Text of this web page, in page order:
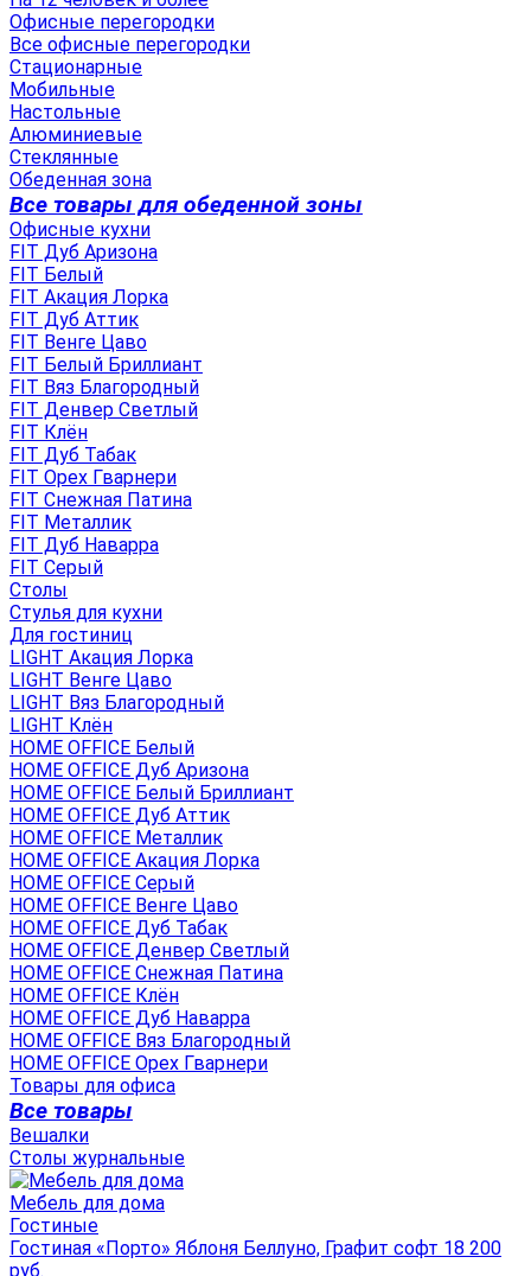
Офисные перегородки
Все офисные перегородки
Стационарные
Мобильные
Настольные
Алюминиевые
Стеклянные
Обеденная зона
Все товары для обеденной зоны
Офисные кухни
FIT Дуб Аризона
FIT Белый
FIT Акация Лорка
FIT Дуб Аттик
FIT Венге Цаво
FIT Белый Бриллиант
FIT Вяз Благородный
FIT Денвер Светлый
FIT Клён
FIT Дуб Табак
FIT Орех Гварнери
FIT Снежная Патина
FIT Металлик
FIT Дуб Наварра
FIT Серый
Столы
Стулья для кухни
Для гостиниц
LIGHT Акация Лорка
LIGHT Венге Цаво
LIGHT Вяз Благородный
LIGHT Клён
HOME OFFICE Белый
HOME OFFICE Дуб Аризона
HOME OFFICE Белый Бриллиант
HOME OFFICE Дуб Аттик
HOME OFFICE Металлик
HOME OFFICE Акация Лорка
HOME OFFICE Серый
HOME OFFICE Венге Цаво
HOME OFFICE Дуб Табак
HOME OFFICE Денвер Светлый
HOME OFFICE Снежная Патина
HOME OFFICE Клён
HOME OFFICE Дуб Наварра
HOME OFFICE Вяз Благородный
HOME OFFICE Орех Гварнери
Товары для офиса
Все товары
Вешалки
Столы журнальные
Мебель для дома
Гостиные
Гостиная «Порто» Яблоня Беллуно, Графит софт 18 200
руб.